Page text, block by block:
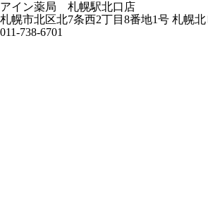
アイン薬局 札幌駅北口店
札幌市北区北7条西2丁目8番地1号 札幌
011-738-6701